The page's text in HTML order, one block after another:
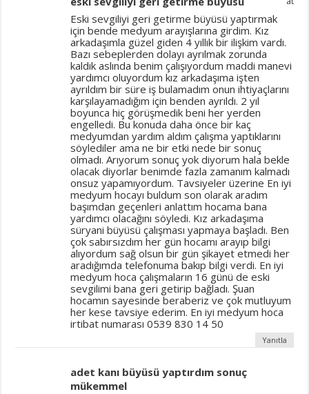
Eski sevgiliyi geri getirme büyüsü yaptırmak
için bende medyum arayışlarına girdim. Kız
arkadaşımla güzel giden 4 yıllık bir ilişkim vardı.
Bazı sebeplerden dolayı ayrılmak zorunda
kaldık aslında benim çalışıyordum maddi manevi
yardımcı oluyordum kız arkadaşıma işten
ayrıldım bir süre iş bulamadım onun ihtiyaçlarını
karşılayamadığım için benden ayrıldı. 2 yıl
boyunca hiç görüşmedik beni her yerden
engelledi. Bu konuda daha önce bir kaç
medyumdan yardım aldım çalışma yaptıklarını
söylediler ama ne bir etki nede bir sonuç
olmadı. Arıyorum sonuç yok diyorum hala bekle
olacak diyorlar benimde fazla zamanım kalmadı
onsuz yapamıyordum. Tavsiyeler üzerine En iyi
medyum hocayı buldum son olarak aradım
başımdan geçenleri anlattım hocama bana
yardımcı olacağını söyledi. Kız arkadaşıma
süryani büyüsü çalışması yapmaya başladı. Ben
çok sabırsızdım her gün hocamı arayıp bilgi
alıyordum sağ olsun bir gün şikayet etmedi her
aradığımda telefonuma bakıp bilgi verdi. En iyi
medyum hoca çalışmaların 16 günü de eski
sevgilimi bana geri getirip bağladı. Şuan
hocamın sayesinde beraberiz ve çok mutluyum
her kese tavsiye ederim. En iyi medyum hoca
irtibat numarası 0539 830 14 50
Yanıtla
adet kanı büyüsü yaptırdım sonuç
mükemmel